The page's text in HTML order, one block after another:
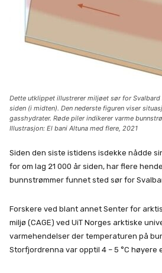
Dette utklippet illustrerer miljøet sør for
siden (i midten). Den nederste figuren viser
gasshydrater. Røde piler indikerer varme
Illustrasjon: El bani Altuna med flere, 2021
Siden den siste istidens isdekke nådde
for om lag 21 000 år siden, har flere
bunnstrømmer funnet sted sør for
Forskere ved blant annet Senter for
miljø (CAGE) ved UiT Norges arktiske
varmehendelser der temperaturen på
Storfjordrenna var opptil 4 – 5 °C høyere